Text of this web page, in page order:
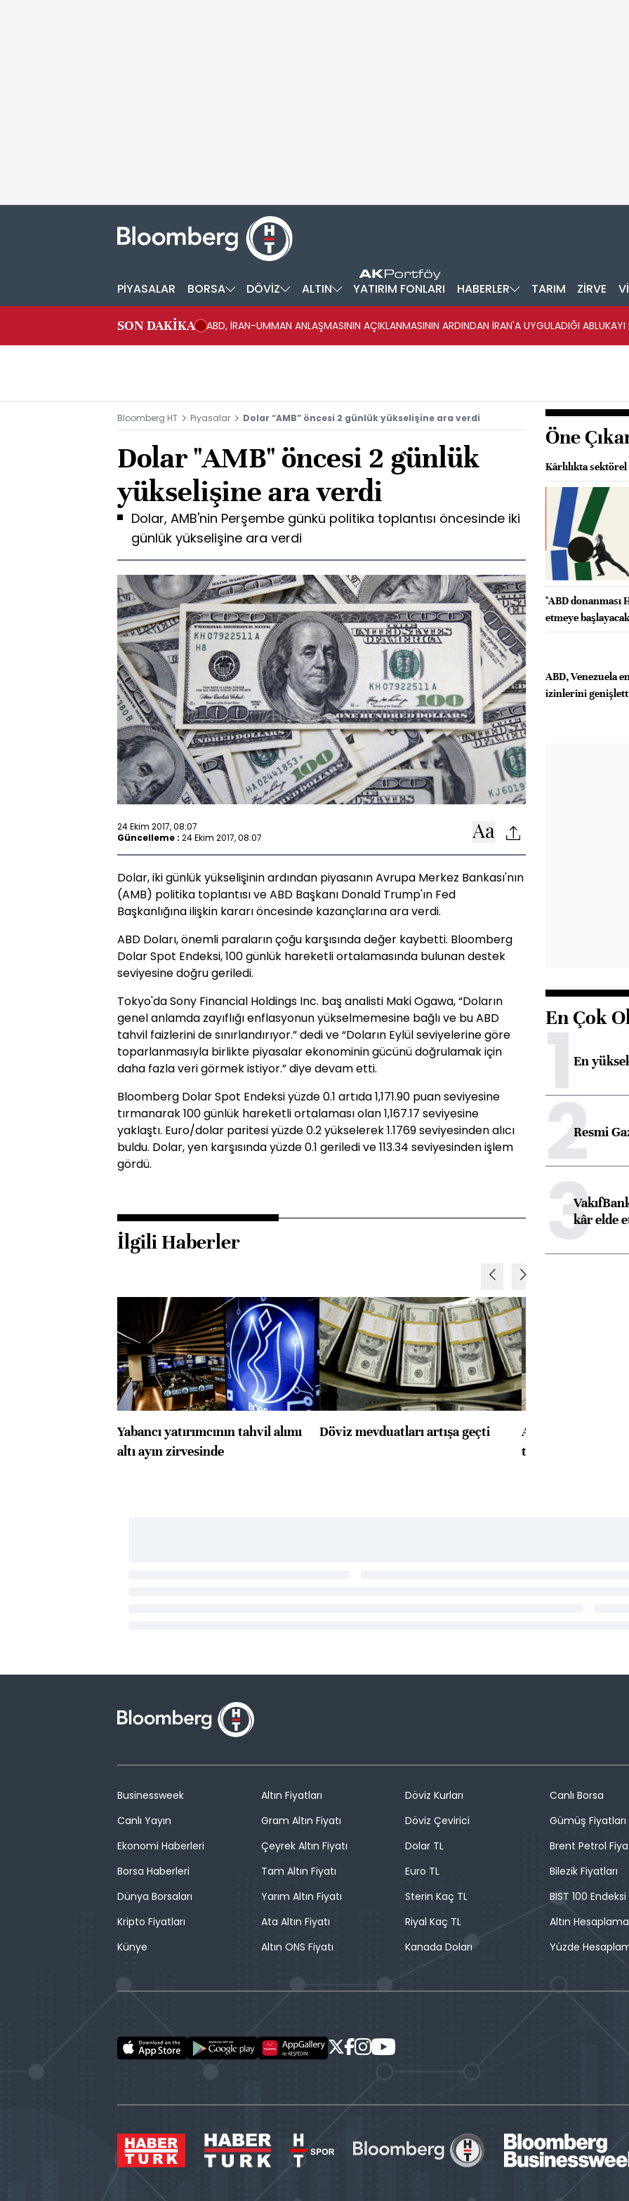
PİYASALAR BORSA DÖVİZ ALTIN YATIRIM FONLARI HABERLER TARIM ZİRVE
SON DAKİKA ABD, İRAN-UMMAN ANLAŞMASININ AÇIKLANMASININ ARDINDAN İRAN'A UYGULADIĞI ABLUKAYI
Bloomberg HT Piyasalar Dolar “AMB” öncesi 2 günlük yükselişine ara verdi
Dolar "AMB" öncesi 2 günlük
yükselişine ara verdi
Dolar, AMB'nin Perşembe günkü politika toplantısı öncesinde iki
günlük yükselişine ara verdi
24 Ekim 2017, 08:07
Güncelleme : 24 Ekim 2017, 08:07
Dolar, iki günlük yükselişinin ardından piyasanın Avrupa Merkez Bankası'nın
(AMB) politika toplantısı ve ABD Başkanı Donald Trump'ın Fed
Başkanlığına ilişkin kararı öncesinde kazançlarına ara verdi.
ABD Doları, önemli paraların çoğu karşısında değer kaybetti. Bloomberg
Dolar Spot Endeksi, 100 günlük hareketli ortalamasında bulunan destek
seviyesine doğru geriledi.
Tokyo'da Sony Financial Holdings Inc. baş analisti Maki Ogawa, “Doların
genel anlamda zayıflığı enflasyonun yükselmemesine bağlı ve bu ABD
tahvil faizlerini de sınırlandırıyor.” dedi ve “Doların Eylül seviyelerine göre
toparlanmasıyla birlikte piyasalar ekonominin gücünü doğrulamak için
daha fazla veri görmek istiyor.” diye devam etti.
Bloomberg Dolar Spot Endeksi yüzde 0.1 artıda 1,171.90 puan seviyesine
tırmanarak 100 günlük hareketli ortalaması olan 1,167.17 seviyesine
yaklaştı. Euro/dolar paritesi yüzde 0.2 yükselerek 1.1769 seviyesinden alıcı
buldu. Dolar, yen karşısında yüzde 0.1 geriledi ve 113.34 seviyesinden işlem
gördü.
İlgili Haberler
Yabancı yatırımcının tahvil alımı
altı ayın zirvesinde
Döviz mevduatları artışa geçti
ABD'de konut
toparlandı
Öne
Kârlılıkta
"ABD donanması
etmeye
ABD, Venezuela
izinlerini
En Çok
1En
2Resmi
3kâr elde
Businessweek
Canlı Yayın
Ekonomi Haberleri
Borsa Haberleri
Dünya Borsaları
Kripto Fiyatları
Künye
Altın Fiyatları
Gram Altın Fiyatı
Çeyrek Altın Fiyatı
Tam Altın Fiyatı
Yarım Altın Fiyatı
Ata Altın Fiyatı
Altın ONS Fiyatı
Döviz Kurları
Döviz Çevirici
Dolar TL
Euro TL
Sterin Kaç TL
Riyal Kaç TL
Kanada Doları
Canlı Borsa
Gümüş Fiyatları
Brent Petrol
Bilezik Fiyatları
BIST 100 Endeksi
Altın Hesaplama
Yüzde